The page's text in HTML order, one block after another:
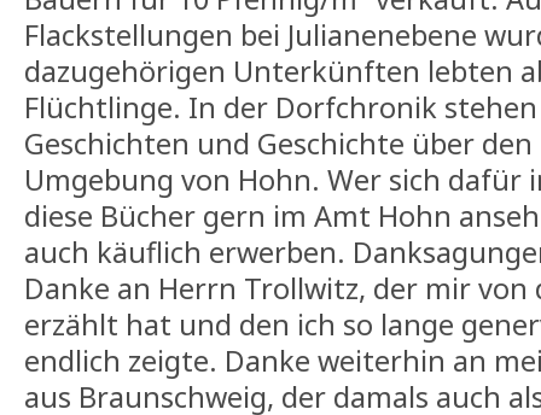
Flackstellungen bei Julianenebene
dazugehörigen Unterkünften lebten
Flüchtlinge. In der Dorfchronik
Geschichten und Geschichte über
Umgebung von Hohn. Wer sich dafür
diese Bücher gern im Amt Hohn
auch käuflich erwerben.
Danke an Herrn Trollwitz, der mir von
erzählt hat und den ich so lange
endlich zeigte. Danke weiterhin an
aus Braunschweig, der damals auch